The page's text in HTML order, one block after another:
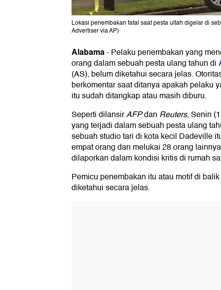
Lokasi penembakan fatal saat pesta ultah digelar di
Advertiser via AP)
Alabama-Pelaku penembakan yang
orang dalam sebuah pesta ulang tahun di
(AS), belum diketahui secara jelas.
berkomentar saat ditanya apakah pelaku
itu sudah ditangkap atau masih diburu.
Seperti dilansirAFPdan Reuters, Senin
yang terjadi dalam sebuah pesta ulang
sebuah studio tari di kota kecil Dadeville
empat orang dan melukai 28 orang
dilaporkan dalam kondisi kritis di rumah
Pemicu penembakan itu atau motif di
diketahui secara jelas.